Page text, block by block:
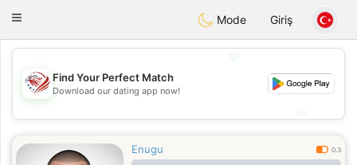
Dating
Toggle
Mode Giriş
💖
💕
Find Your Perfect Match
Download our dating app now!
Enugu 0.3